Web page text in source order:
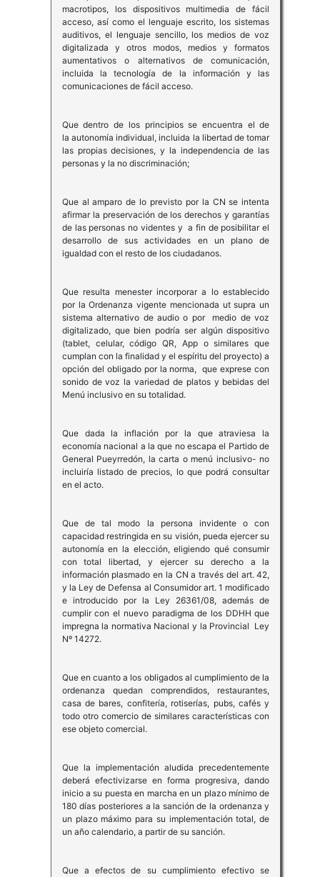
macrotipos, los dispositivos multimedia de fácil
acceso, así como el lenguaje escrito, los sistemas
auditivos, el lenguaje sencillo, los medios de voz
digitalizada y otros modos, medios y formatos
aumentativos o alternativos de comunicación,
incluida la tecnología de la información y las
comunicaciones de fácil acceso.
Que dentro de los principios se encuentra el de
la autonomía individual, incluida la libertad de tomar
las propias decisiones, y la independencia de las
personas y la no discriminación;
Que al amparo de lo previsto por la CN se intenta
afirmar la preservación de los derechos y garantías
de las personas no videntes y a fin de posibilitar el
desarrollo de sus actividades en un plano de
igualdad con el resto de los ciudadanos.
Que resulta menester incorporar a lo establecido
por la Ordenanza vigente mencionada ut supra un
sistema alternativo de audio o por medio de voz
digitalizado, que bien podría ser algún dispositivo
(tablet, celular, código QR, App o similares que
cumplan con la finalidad y el espíritu del proyecto) a
opción del obligado por la norma, que exprese con
sonido de voz la variedad de platos y bebidas del
Menú inclusivo en su totalidad.
Que dada la inflación por la que atraviesa la
economía nacional a la que no escapa el Partido de
General Pueyrredón, la carta o menú inclusivo- no
incluiría listado de precios, lo que podrá consultar
en el acto.
Que de tal modo la persona invidente o con
capacidad restringida en su visión, pueda ejercer su
autonomía en la elección, eligiendo qué consumir
con total libertad, y ejercer su derecho a la
información plasmado en la CN a través del art. 42,
y la Ley de Defensa al Consumidor art. 1 modificado
e introducido por la Ley 26361/08, además de
cumplir con el nuevo paradigma de los DDHH que
impregna la normativa Nacional y la Provincial Ley
Nº 14272.
Que en cuanto a los obligados al cumplimiento de la
ordenanza quedan comprendidos, restaurantes,
casa de bares, confitería, rotiserías, pubs, cafés y
todo otro comercio de similares características con
ese objeto comercial.
Que la implementación aludida precedentemente
deberá efectivizarse en forma progresiva, dando
inicio a su puesta en marcha en un plazo mínimo de
180 días posteriores a la sanción de la ordenanza y
un plazo máximo para su implementación total, de
un año calendario, a partir de su sanción.
Que a efectos de su cumplimiento efectivo se